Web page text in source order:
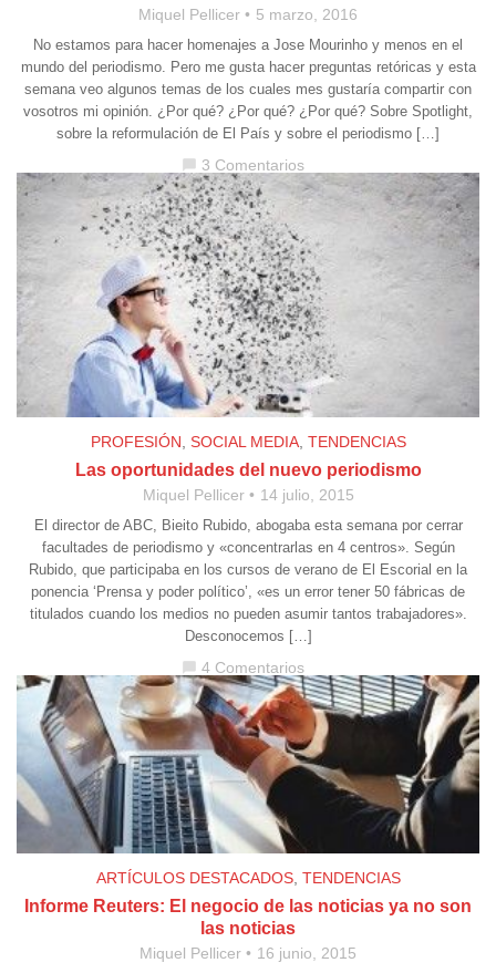
Miquel Pellicer 5 marzo, 2016
No estamos para hacer homenajes a Jose Mourinho y menos en el
mundo del periodismo. Pero me gusta hacer preguntas retóricas y esta
semana veo algunos temas de los cuales mes gustaría compartir con
vosotros mi opinión. ¿Por qué? ¿Por qué? ¿Por qué? Sobre Spotlight,
sobre la reformulación de El País y sobre el periodismo […]
chat_bubble 3 Comentarios
PROFESIÓN, SOCIAL MEDIA, TENDENCIAS
Las oportunidades del nuevo periodismo
Miquel Pellicer 14 julio, 2015
El director de ABC, Bieito Rubido, abogaba esta semana por cerrar
facultades de periodismo y «concentrarlas en 4 centros». Según
Rubido, que participaba en los cursos de verano de El Escorial en la
ponencia ‘Prensa y poder político’, «es un error tener 50 fábricas de
titulados cuando los medios no pueden asumir tantos trabajadores».
Desconocemos […]
chat_bubble 4 Comentarios
ARTÍCULOS DESTACADOS, TENDENCIAS
Informe Reuters: El negocio de las noticias ya no son
las noticias
Miquel Pellicer 16 junio, 2015